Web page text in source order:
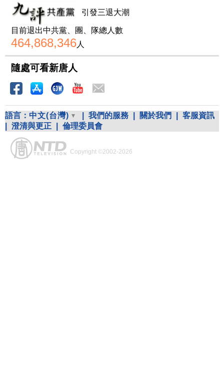
引發三退大潮
目前退出中共黨、團、隊總人數
464,868,346人
隨處可看新唐人
語言： 中文(台灣) 我們的服務 關於我們
客服資訊
澄清與更正 倫理委員會
Copyright ©2002-2026